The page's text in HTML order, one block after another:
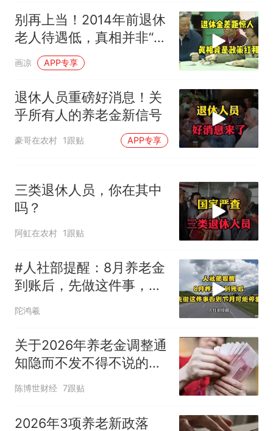
别再上当！2014年前退休
老人待遇低，真相并非“历
史原因”
画凉 APP专享
退休人员重磅好消息！关
乎所有人的养老金新信号
豪哥在农村 1跟贴 APP专享
三类退休人员，你在其中
吗？
阿虹在农村 1跟贴
#人社部提醒：8月养老金
到账后，先做这件事，否
则下月可能停发！
陀鸿羲
关于2026年养老金调整通
知隐而不发不得不说的几
点理由！
陈博世财经 7跟贴
2026年3项养老新政落